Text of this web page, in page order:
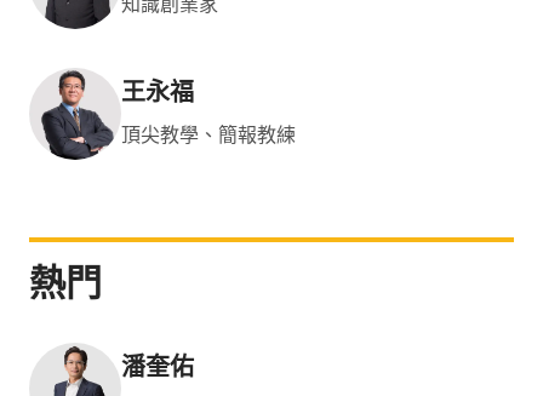
王永福
頂尖教學、簡報教練
熱門
潘奎佑